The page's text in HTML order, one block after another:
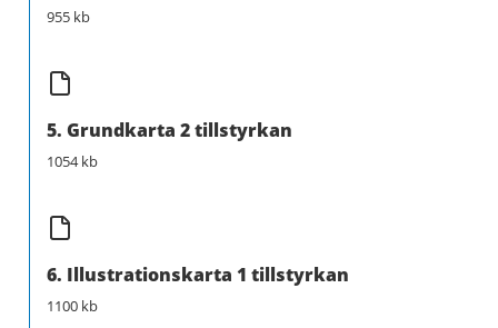
955 kb
5. Grundkarta 2 tillstyrkan
1054 kb
6. Illustrationskarta 1 tillstyrkan
1100 kb